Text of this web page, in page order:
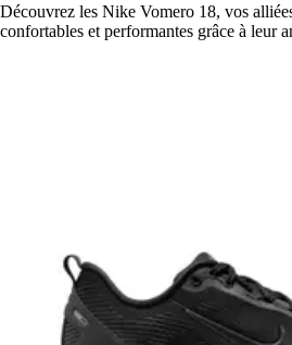
Découvrez les Nike Vomero 18, vos
confortables et performantes grâce à leur